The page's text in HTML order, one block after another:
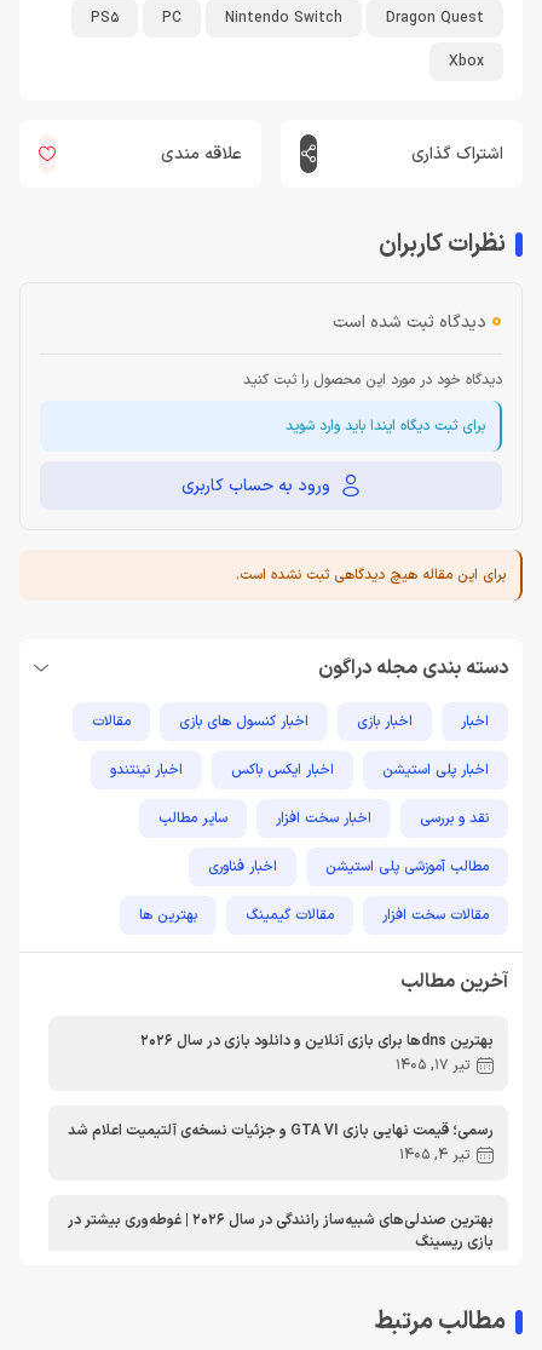
Dragon Quest
Nintendo Switch
PC
PS5
Xbox
اشتراک گذاری علاقه مندی
نظرات کاربران
0 دیدگاه ثبت شده است
دیدگاه خود در مورد این محصول را ثبت کنید
برای ثبت دیگاه ایندا باید وارد شوید
ورود به حساب کاربری
برای این مقاله هیچ دیدگاهی ثبت نشده است.
دسته بندی مجله دراگون
اخبار اخبار بازی اخبار کنسول های بازی مقالات
اخبار پلی استیشن اخبار ایکس باکس اخبار نینتندو
نقد و بررسی اخبار سخت افزار سایر مطالب
مطالب آموزشی پلی استیشن اخبار فناوری
مقالات سخت افزار مقالات گیمینگ بهترین ها
مطالب آموزشی ایکس باکس
آخرین مطالب
بهترین dnsها برای بازی آنلاین و دانلود بازی در سال 2026
تیر 17, 1405
رسمی؛ قیمت نهایی بازی GTA VI و جزئیات نسخه‌ی آلتیمیت اعلام شد
تیر 4, 1405
بهترین صندلی‌های شبیه‌ساز رانندگی در سال 2026 | غوطه‌وری بیشتر در
بازی ریسینگ
مطالب مرتبط